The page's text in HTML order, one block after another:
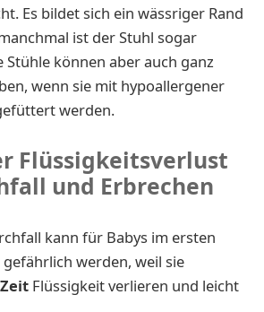
Es bildet sich ein wässriger Rand
ist der Stuhl sogar
können aber auch ganz
wenn sie mit hypoallergener
werden.
Flüssigkeitsverlust
und Erbrechen
kann für Babys im ersten
werden, weil sie
Flüssigkeit verlieren und leicht